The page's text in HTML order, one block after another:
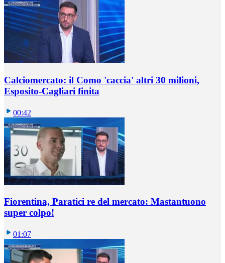
Calciomercato: il Como 'caccia' altri 30 milioni,
Esposito-Cagliari finita
00:42
Fiorentina, Paratici re del mercato: Mastantuono
super colpo!
01:07